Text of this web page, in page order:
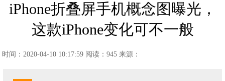
iPhone折叠屏手机概念图曝光，
这款iPhone变化可不一般
时间：2020-04-10 10:17:59 阅读：945 来源：